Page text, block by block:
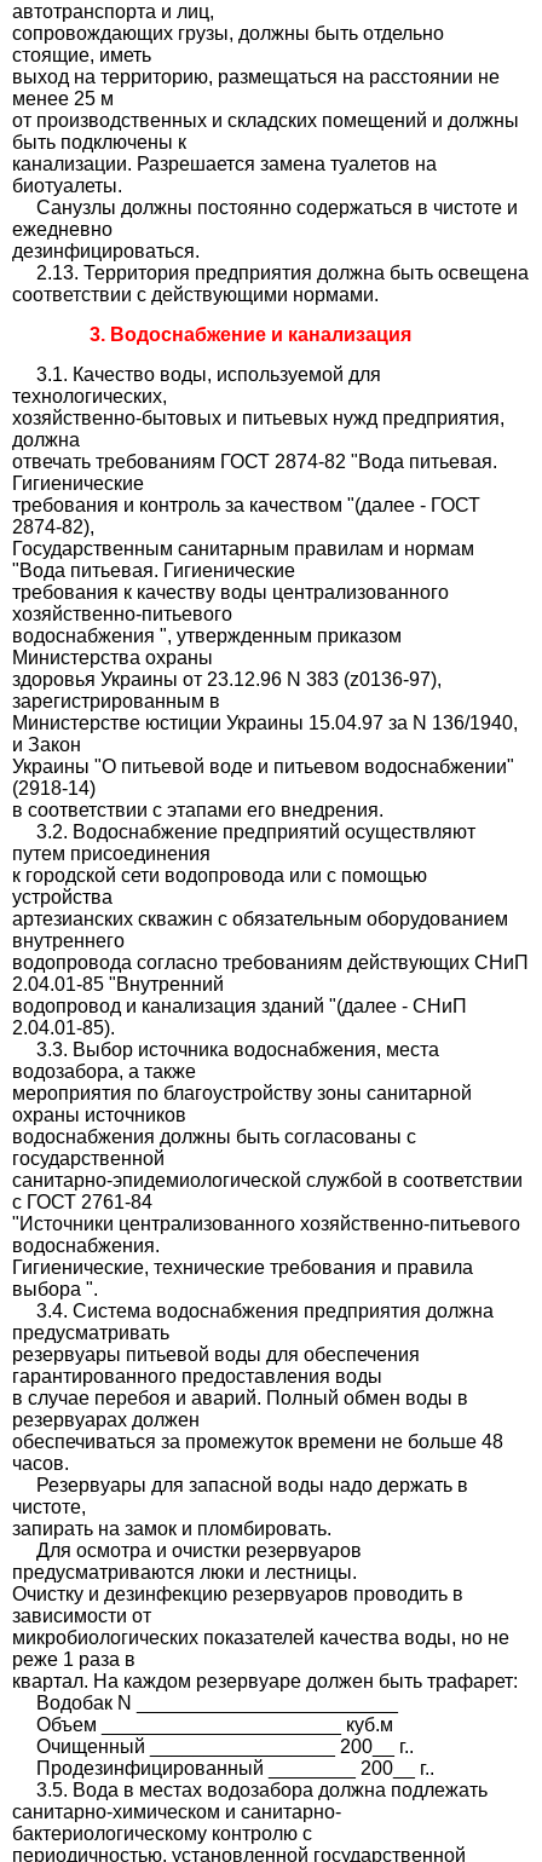
автотранспорта и лиц,
сопровождающих грузы, должны быть отдельно
стоящие, иметь
выход на территорию, размещаться на расстоянии не
менее 25 м
от производственных и складских помещений и должны
быть подключены к
канализации. Разрешается замена туалетов на
биотуалеты.
Санузлы должны постоянно содержаться в чистоте и
ежедневно
дезинфицироваться.
2.13. Территория предприятия должна быть освещена
соответствии с действующими нормами.
3. Водоснабжение и канализация
3.1. Качество воды, используемой для
технологических,
хозяйственно-бытовых и питьевых нужд предприятия,
должна
отвечать требованиям ГОСТ 2874-82 "Вода питьевая.
Гигиенические
требования и контроль за качеством "(далее - ГОСТ
2874-82),
Государственным санитарным правилам и нормам
"Вода питьевая. Гигиенические
требования к качеству воды централизованного
хозяйственно-питьевого
водоснабжения ", утвержденным приказом
Министерства охраны
здоровья Украины от 23.12.96 N 383 (z0136-97),
зарегистрированным в
Министерстве юстиции Украины 15.04.97 за N 136/1940,
и Закон
Украины "О питьевой воде и питьевом водоснабжении"
(2918-14)
в соответствии с этапами его внедрения.
3.2. Водоснабжение предприятий осуществляют
путем присоединения
к городской сети водопровода или с помощью
устройства
артезианских скважин с обязательным оборудованием
внутреннего
водопровода согласно требованиям действующих СНиП
2.04.01-85 "Внутренний
водопровод и канализация зданий "(далее - СНиП
2.04.01-85).
3.3. Выбор источника водоснабжения, места
водозабора, а также
мероприятия по благоустройству зоны санитарной
охраны источников
водоснабжения должны быть согласованы с
государственной
санитарно-эпидемиологической службой в соответствии
с ГОСТ 2761-84
"Источники централизованного хозяйственно-питьевого
водоснабжения.
Гигиенические, технические требования и правила
выбора ".
3.4. Система водоснабжения предприятия должна
предусматривать
резервуары питьевой воды для обеспечения
гарантированного предоставления воды
в случае перебоя и аварий. Полный обмен воды в
резервуарах должен
обеспечиваться за промежуток времени не больше 48
часов.
Резервуары для запасной воды надо держать в
чистоте,
запирать на замок и пломбировать.
Для осмотра и очистки резервуаров
предусматриваются люки и лестницы.
Очистку и дезинфекцию резервуаров проводить в
зависимости от
микробиологических показателей качества воды, но не
реже 1 раза в
квартал. На каждом резервуаре должен быть трафарет:
Водобак N ________________________
Объем ______________________ куб.м
Очищенный _________________ 200__ г..
Продезинфицированный ________ 200__ г..
3.5. Вода в местах водозабора должна подлежать
санитарно-химическом и санитарно-
бактериологическому контролю с
периодичностью, установленной государственной